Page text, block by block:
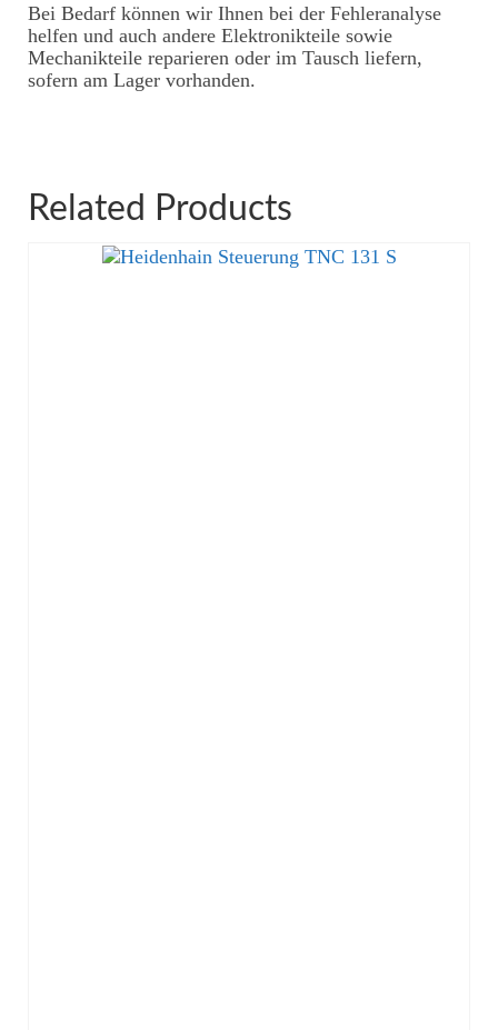
Bei Bedarf können wir Ihnen bei der Fehleranalyse
helfen und auch andere Elektronikteile sowie
Mechanikteile reparieren oder im Tausch liefern,
sofern am Lager vorhanden.
Related Products